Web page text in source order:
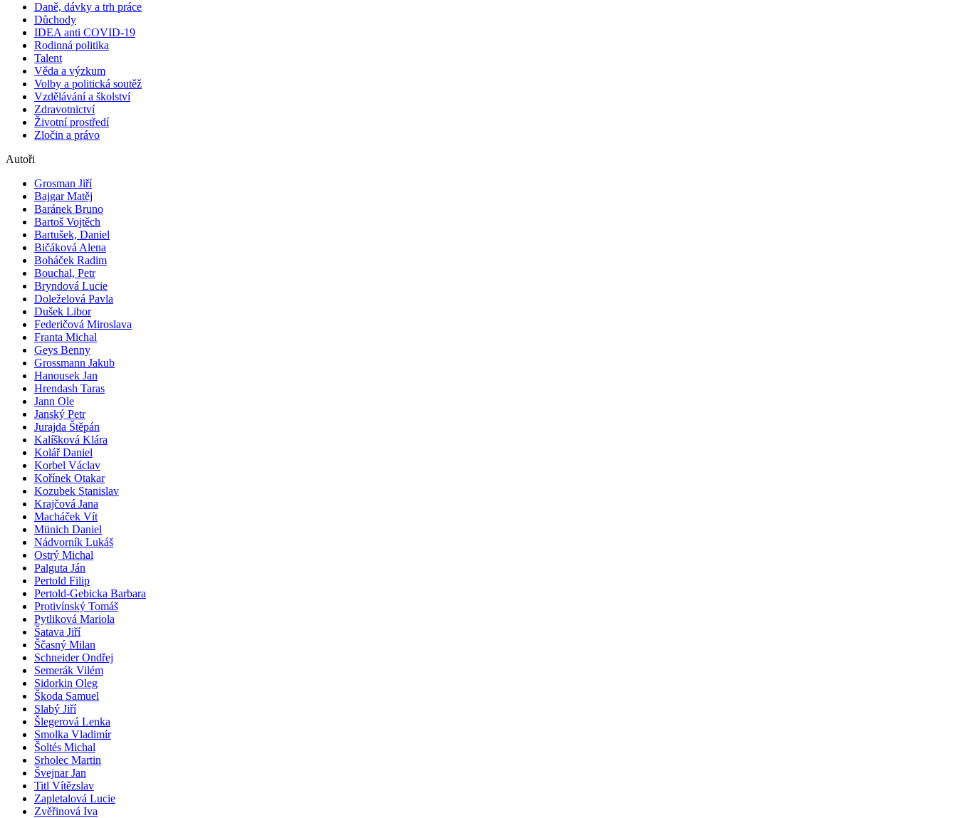
Daně, dávky a trh práce
Důchody
IDEA anti COVID-19
Rodinná politika
Talent
Věda a výzkum
Volby a politická soutěž
Vzdělávání a školství
Zdravotnictví
Životní prostředí
Zločin a právo
Autoři
Grosman Jiří
Bajgar Matěj
Baránek Bruno
Bartoš Vojtěch
Bartušek, Daniel
Bičáková Alena
Boháček Radim
Bouchal, Petr
Bryndová Lucie
Doleželová Pavla
Dušek Libor
Federičová Miroslava
Franta Michal
Geys Benny
Grossmann Jakub
Hanousek Jan
Hrendash Taras
Jann Ole
Janský Petr
Jurajda Štěpán
Kalíšková Klára
Kolář Daniel
Korbel Václav
Kořínek Otakar
Kozubek Stanislav
Krajčová Jana
Macháček Vít
Münich Daniel
Nádvorník Lukáš
Ostrý Michal
Palguta Ján
Pertold Filip
Pertold-Gebicka Barbara
Protivínský Tomáš
Pytliková Mariola
Šatava Jiří
Ščasný Milan
Schneider Ondřej
Semerák Vilém
Sidorkin Oleg
Škoda Samuel
Slabý Jiří
Šlegerová Lenka
Smolka Vladimír
Šoltés Michal
Srholec Martin
Švejnar Jan
Titl Vítězslav
Zapletalová Lucie
Zvěřinová Iva